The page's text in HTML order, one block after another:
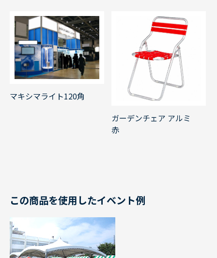
マキシマライト120角
ガーデンチェア アルミ
赤
この商品を使用したイベント例